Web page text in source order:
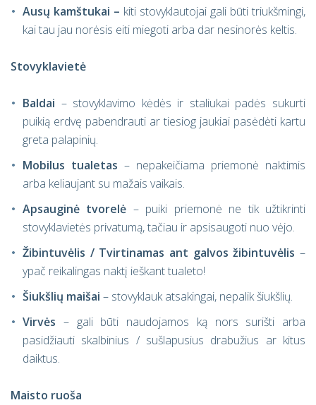
Ausų kamštukai – kiti stovyklautojai gali būti triukšmingi,
kai tau jau norėsis eiti miegoti arba dar nesinorės keltis.
Stovyklavietė
Baldai – stovyklavimo kėdės ir staliukai padės sukurti
puikią erdvę pabendrauti ar tiesiog jaukiai pasėdėti kartu
greta palapinių.
Mobilus tualetas – nepakeičiama priemonė naktimis
arba keliaujant su mažais vaikais.
Apsauginė tvorelė – puiki priemonė ne tik užtikrinti
stovyklavietės privatumą, tačiau ir apsisaugoti nuo vėjo.
Žibintuvėlis / Tvirtinamas ant galvos žibintuvėlis –
ypač reikalingas naktį ieškant tualeto!
Šiukšlių maišai – stovyklauk atsakingai, nepalik šiukšlių.
Virvės – gali būti naudojamos ką nors surišti arba
pasidžiauti skalbinius / sušlapusius drabužius ar kitus
daiktus.
Maisto ruoša